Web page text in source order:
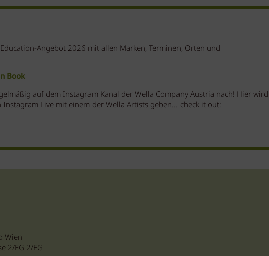
Angebot 2026 mit allen Marken, Terminen, Orten und
Book
auf dem Instagram Kanal der Wella Company Austria nach! Hier wird
Live mit einem der Wella Artists geben... check it out:
Wien
2/EG 2/EG